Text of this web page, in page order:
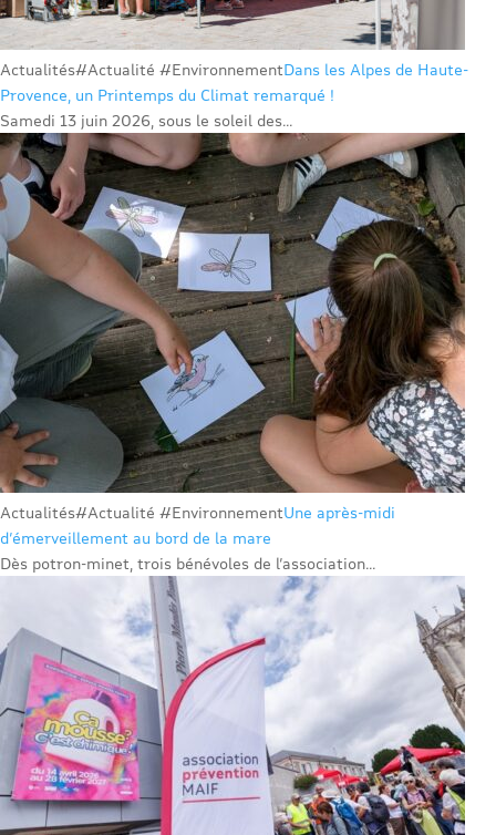
Actualités#Actualité #EnvironnementDans les Alpes de Haute-
Provence, un Printemps du Climat remarqué !
Samedi 13 juin 2026, sous le soleil des...
Actualités#Actualité #EnvironnementUne après-midi
d’émerveillement au bord de la mare
Dès potron-minet, trois bénévoles de l’association...